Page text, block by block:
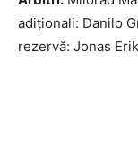
adiţionali: Danilo
rezervă: Jonas